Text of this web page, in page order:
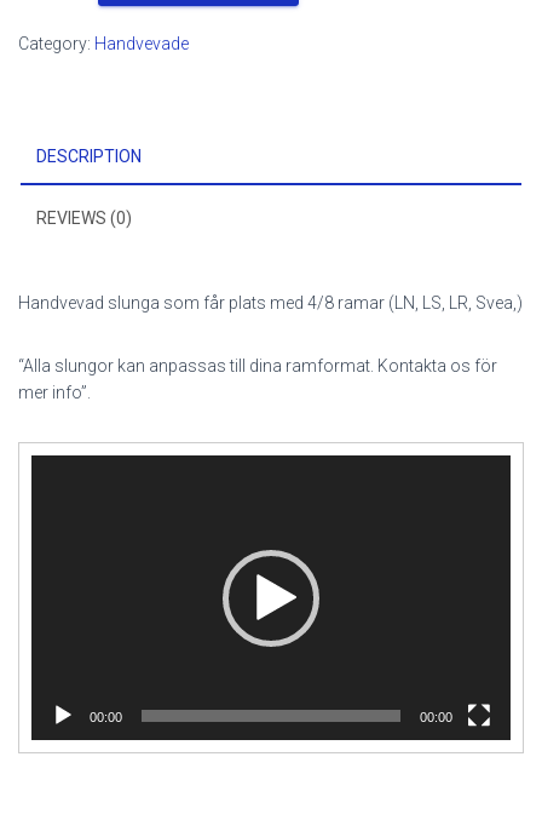
Category: Handvevade
DESCRIPTION
REVIEWS (0)
Handvevad slunga som får plats med 4/8 ramar (LN, LS, LR, Svea,)
“Alla slungor kan anpassas till dina ramformat. Kontakta os för
mer info”.
00:00 00:00